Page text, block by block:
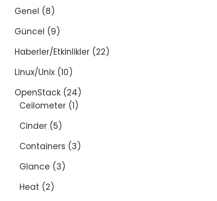
Genel (8)
Güncel (9)
Haberler/Etkinlikler (22)
Linux/Unix (10)
OpenStack (24)
Ceilometer (1)
Cinder (5)
Containers (3)
Glance (3)
Heat (2)